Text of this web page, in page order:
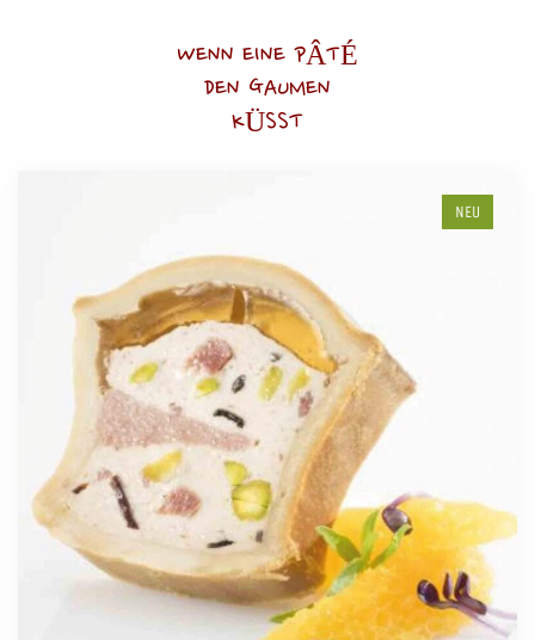
WENN EINE PÂTÉ
DEN GAUMEN
KÜSST
NEU